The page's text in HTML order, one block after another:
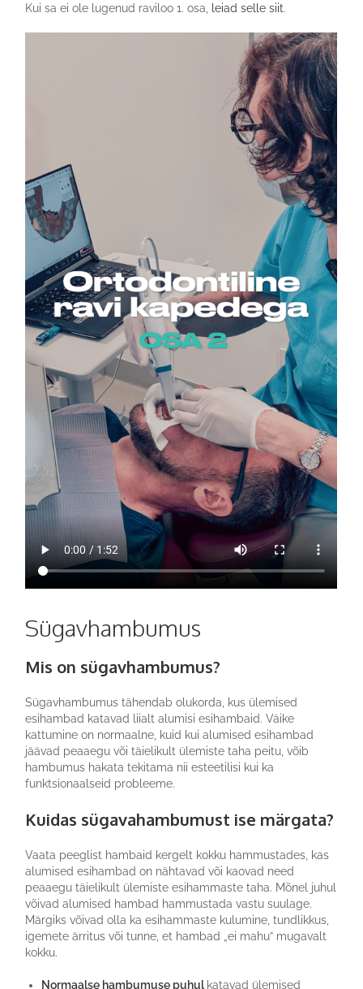
Kui sa ei ole lugenud raviloo 1. osa, leiad selle siit.
Sügavhambumus
Mis on sügavhambumus?
Sügavhambumus tähendab olukorda, kus ülemised
esihambad katavad liialt alumisi esihambaid. Väike
kattumine on normaalne, kuid kui alumised esihambad
jäävad peaaegu või täielikult ülemiste taha peitu, võib
hambumus hakata tekitama nii esteetilisi kui ka
funktsionaalseid probleeme.
Kuidas sügavahambumust ise märgata?
Vaata peeglist hambaid kergelt kokku hammustades, kas
alumised esihambad on nähtavad või kaovad need
peaaegu täielikult ülemiste esihammaste taha. Mõnel juhul
võivad alumised hambad hammustada vastu suulage.
Märgiks võivad olla ka esihammaste kulumine, tundlikkus,
igemete ärritus või tunne, et hambad „ei mahu” mugavalt
kokku.
Normaalse hambumuse puhul katavad ülemised